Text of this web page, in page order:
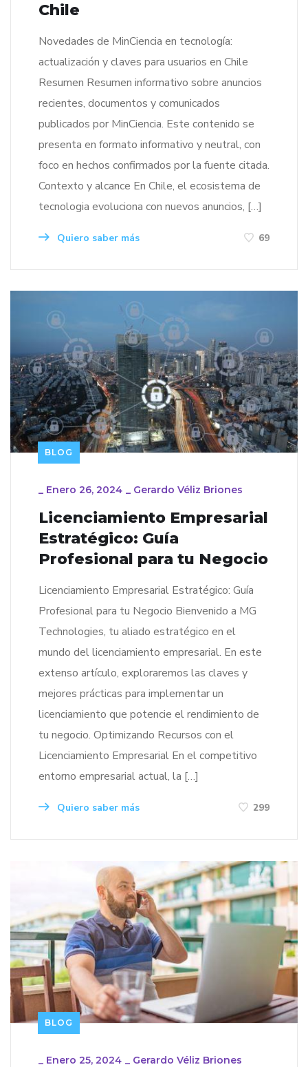
Chile
Novedades de MinCiencia en tecnología:
actualización y claves para usuarios en Chile
Resumen Resumen informativo sobre anuncios
recientes, documentos y comunicados
publicados por MinCiencia. Este contenido se
presenta en formato informativo y neutral, con
foco en hechos confirmados por la fuente citada.
Contexto y alcance En Chile, el ecosistema de
tecnologia evoluciona con nuevos anuncios, […]
Quiero saber más 69
BLOG
_ Enero 26, 2024 _ Gerardo Véliz Briones
Licenciamiento Empresarial
Estratégico: Guía
Profesional para tu Negocio
Licenciamiento Empresarial Estratégico: Guía
Profesional para tu Negocio Bienvenido a MG
Technologies, tu aliado estratégico en el
mundo del licenciamiento empresarial. En este
extenso artículo, exploraremos las claves y
mejores prácticas para implementar un
licenciamiento que potencie el rendimiento de
tu negocio. Optimizando Recursos con el
Licenciamiento Empresarial En el competitivo
entorno empresarial actual, la […]
Quiero saber más 299
BLOG
_ Enero 25, 2024 _ Gerardo Véliz Briones